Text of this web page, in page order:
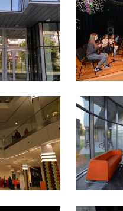
ustawienia cookies lub
momencie możesz dokonać